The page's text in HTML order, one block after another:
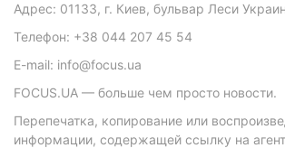
Адрес: 01133, г. Киев, бульвар Леси
Телефон: +38 044 207 45 54
E-mail: info@focus.ua
FOCUS.UA — больше чем просто новости.
Перепечатка, копирование или
информации, содержащей ссылку на